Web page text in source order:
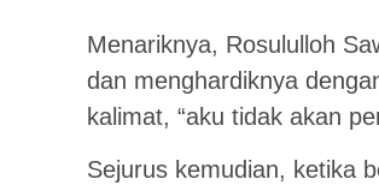
Menariknya, Rosululloh
dan menghardiknya
kalimat, “aku tidak akan
Sejurus kemudian, ketika